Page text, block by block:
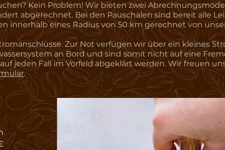
Kein Problem! Wir bieten zwei
abgerechnet. Bei den Pauschalen sind bereit alle
innerhalb eines Radius von 50 km gerechnet von
Zur Not verfügen wir über ein kleines
an Bord und sind somit nicht auf eine
jeden Fall im Vorfeld abgeklärt werden. Wir freuen
.